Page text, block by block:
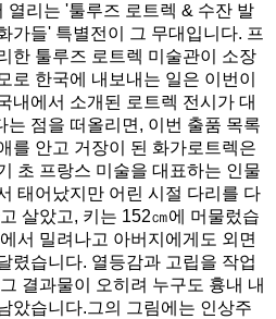
열리는 '툴루즈 로트렉 & 수잔 발
가들' 특별전이 그 무대입니다. 프
한 툴루즈 로트렉 미술관이 소장
로 한국에 내보내는 일은 이번이
내에서 소개된 로트렉 전시가 대
는 점을 떠올리면, 이번 출품 목록
를 안고 거장이 된 화가로트렉은
초 프랑스 미술을 대표하는 인물
태어났지만 어린 시절 다리를 다
살았고, 키는 152㎝에 머물렀습
서 밀려나고 아버지에게도 외면
렸습니다. 열등감과 고립을 작업
결과물이 오히려 누구도 흉내 내
았습니다.그의 그림에는 인상주